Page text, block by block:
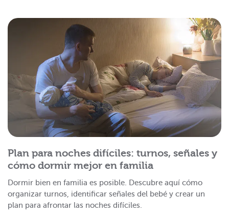
Plan para noches difíciles: turnos, señales y
cómo dormir mejor en familia
Dormir bien en familia es posible. Descubre aquí cómo
organizar turnos, identificar señales del bebé y crear un
plan para afrontar las noches difíciles.